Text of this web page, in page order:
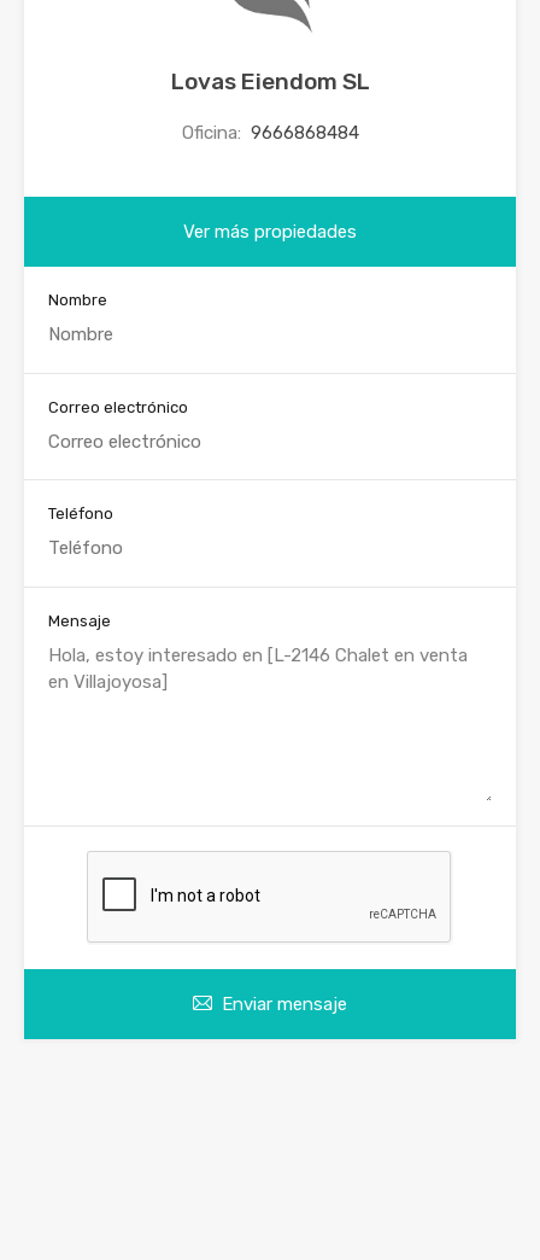
Lovas Eiendom SL
Oficina: 9666868484
Ver más propiedades
Nombre
Correo electrónico
Teléfono
Mensaje
Enviar mensaje